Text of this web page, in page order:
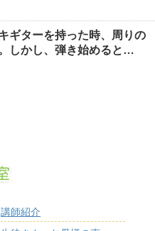
ギターを持った時、周りの
しかし、弾き始めると…
講師紹介